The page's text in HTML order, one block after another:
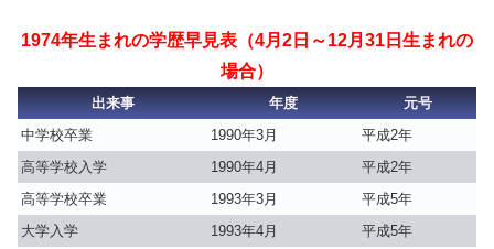
1974年生まれの学歴早見表（4月2日～12月31日生まれの
場合）
出来事 年度
元号
中学校卒業
1990年3月
平成2年
高等学校入学
1990年4月
平成2年
高等学校卒業
1993年3月
平成5年
大学入学
1993年4月
平成5年